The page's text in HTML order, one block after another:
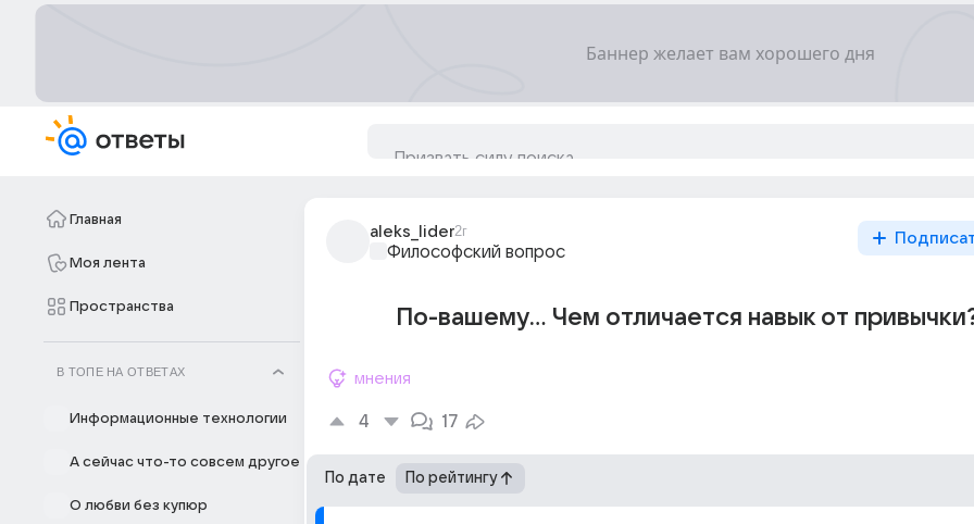
Главная
Моя лента
Пространства
В ТОПЕ НА ОТВЕТАХ
Информационные технологии
А сейчас что-то совсем другое
О любви без купюр
aleks_lider2г
Философский вопрос
По-вашему... Чем отличается навык от
мнения
4 17
По дате По рейтингу